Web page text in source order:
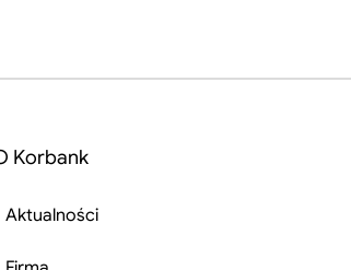
Korbank
Aktualności